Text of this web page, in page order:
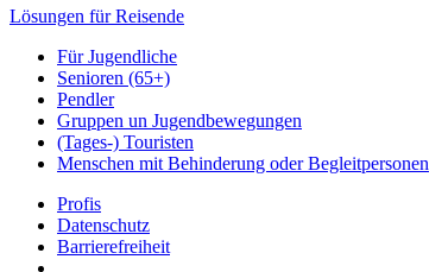
Lösungen für Reisende
Für Jugendliche
Senioren (65+)
Pendler
Gruppen un Jugendbewegungen
(Tages-) Touristen
Menschen mit Behinderung oder Begleitpersonen
Profis
Datenschutz
Barrierefreiheit